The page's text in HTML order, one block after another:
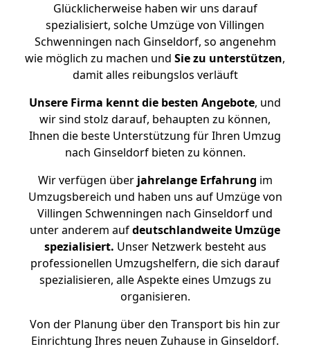
Glücklicherweise haben wir uns darauf
spezialisiert, solche Umzüge von Villingen
Schwenningen nach Ginseldorf, so angenehm
wie möglich zu machen und Sie zu unterstützen,
damit alles reibungslos verläuft
Unsere Firma kennt die besten Angebote, und
wir sind stolz darauf, behaupten zu können,
Ihnen die beste Unterstützung für Ihren Umzug
nach Ginseldorf bieten zu können.
Wir verfügen überjahrelange Erfahrung im
Umzugsbereich und haben uns auf Umzüge von
Villingen Schwenningen nach Ginseldorf und
unter anderem aufdeutschlandweite Umzüge
spezialisiert. Unser Netzwerk besteht aus
professionellen Umzugshelfern, die sich darauf
spezialisieren, alle Aspekte eines Umzugs zu
organisieren.
Von der Planung über den Transport bis hin zur
Einrichtung Ihres neuen Zuhause in Ginseldorf.